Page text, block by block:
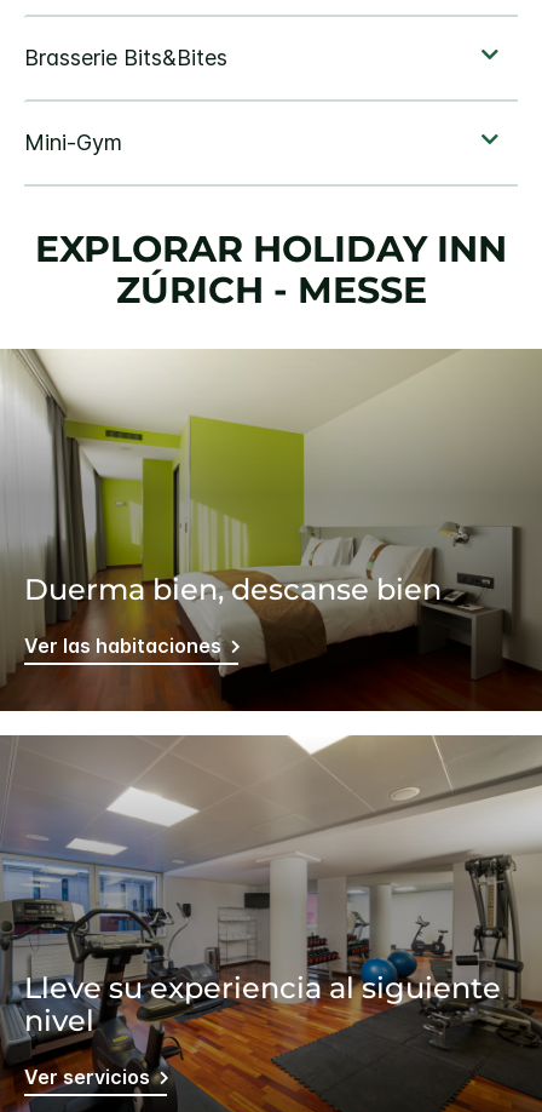
EXPLORAR HOLIDAY INN
ZÚRICH - MESSE
Duerma bien, descanse bien
Ver las habitaciones
Lleve su experiencia al siguiente
nivel
Ver servicios